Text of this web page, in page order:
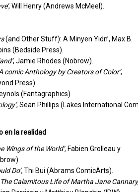
, Will Henry (Andrews McMeel).
(and Other Stuff): A Minyen Yidn’, Max B.
(Bedside Press).
, Jamie Rhodes (Nobrow).
comic Anthology by Creators of Color’,
Press).
(Fantagraphics).
, Sean Phillips (Lakes International
en la realidad
Wings of the World’, Fabien Grolleau y
Do’,Thi Bui (Abrams ComicArts).
The Calamitous Life of Martha Jane